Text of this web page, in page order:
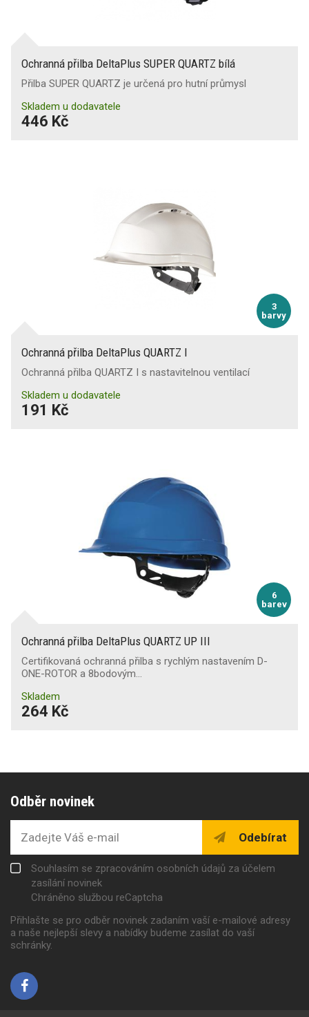
Ochranná přilba DeltaPlus SUPER QUARTZ bílá
Přilba SUPER QUARTZ je určená pro hutní průmysl
Skladem u dodavatele
446 Kč
3
barvy
Ochranná přilba DeltaPlus QUARTZ I
Ochranná přilba QUARTZ I s nastavitelnou ventilací
Skladem u dodavatele
191 Kč
6
barev
Ochranná přilba DeltaPlus QUARTZ UP III
Certifikovaná ochranná přilba s rychlým nastavením D-
ONE-ROTOR a 8bodovým…
Skladem
264 Kč
Odběr novinek
Odebírat
Souhlasím se zpracováním osobních údajů za účelem
zasílání novinek
Chráněno službou reCaptcha
Přihlašte se pro odběr novinek zadaním vaší e-mailové adresy
a naše nejlepší slevy a nabídky budeme zasílat do vaší
schránky.